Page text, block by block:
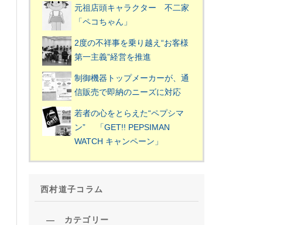
元祖店頭キャラクター 不二家
「ペコちゃん」
2度の不祥事を乗り越え“お客様
第一主義”経営を推進
制御機器トップメーカーが、通
信販売で即納のニーズに対応
若者の心をとらえた“ペプシマ
ン” 「GET!! PEPSIMAN
WATCH キャンペーン」
西村道子コラム
― カテゴリー